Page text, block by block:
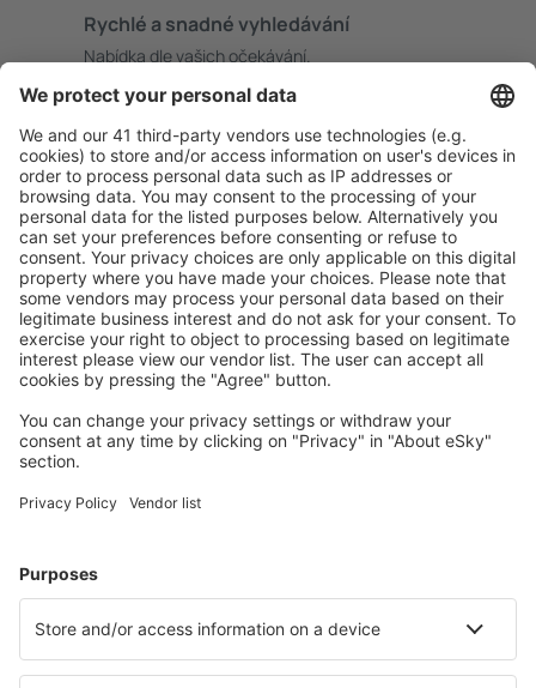
Rychlé a snadné vyhledávání
Nabídka dle vašich očekávání.
Pečlivé plánování
Bezproblémová rezervace s možností bezplatného
zrušení.
S námi ušetříte
Atraktivní ceny a speciální nabídky pro přihlášené
uživatele.
Ubytování dle vašeho gusta
Vyberte si z více než 1.3 milionu zařízení: hotelů,
Nejvyhledávanější hotely uživateli eSky
Hotely ve Florencii Hotely v Římě Hotely v Miláně